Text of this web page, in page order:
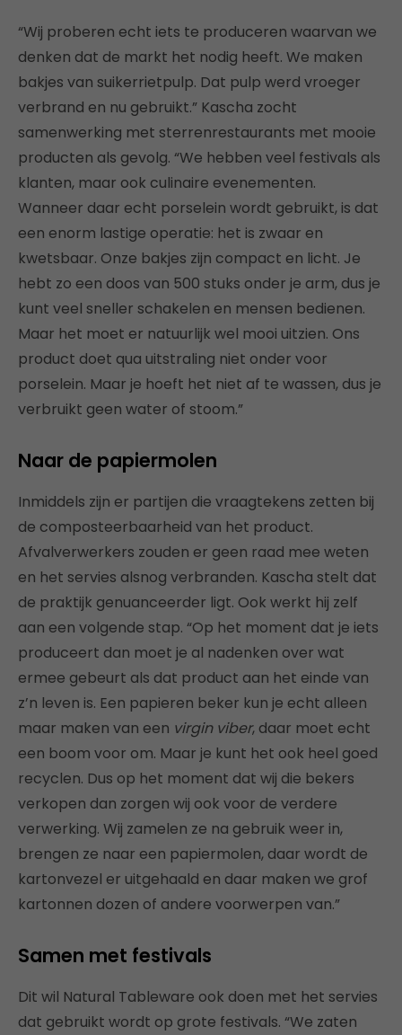
“Wij proberen echt iets te produceren waarvan we
denken dat de markt het nodig heeft. We maken
bakjes van suikerrietpulp. Dat pulp werd vroeger
verbrand en nu gebruikt.” Kascha zocht
samenwerking met sterrenrestaurants met mooie
producten als gevolg. “We hebben veel festivals als
klanten, maar ook culinaire evenementen.
Wanneer daar echt porselein wordt gebruikt, is dat
een enorm lastige operatie: het is zwaar en
kwetsbaar. Onze bakjes zijn compact en licht. Je
hebt zo een doos van 500 stuks onder je arm, dus je
kunt veel sneller schakelen en mensen bedienen.
Maar het moet er natuurlijk wel mooi uitzien. Ons
product doet qua uitstraling niet onder voor
porselein. Maar je hoeft het niet af te wassen, dus je
verbruikt geen water of stoom.”
Naar de papiermolen
Inmiddels zijn er partijen die vraagtekens zetten bij
de composteerbaarheid van het product.
Afvalverwerkers zouden er geen raad mee weten
en het servies alsnog verbranden. Kascha stelt dat
de praktijk genuanceerder ligt. Ook werkt hij zelf
aan een volgende stap. “Op het moment dat je iets
produceert dan moet je al nadenken over wat
ermee gebeurt als dat product aan het einde van
z’n leven is. Een papieren beker kun je echt alleen
maar maken van een virgin viber, daar moet echt
een boom voor om. Maar je kunt het ook heel goed
recyclen. Dus op het moment dat wij die bekers
verkopen dan zorgen wij ook voor de verdere
verwerking. Wij zamelen ze na gebruik weer in,
brengen ze naar een papiermolen, daar wordt de
kartonvezel er uitgehaald en daar maken we grof
kartonnen dozen of andere voorwerpen van.”
Samen met festivals
Dit wil Natural Tableware ook doen met het servies
dat gebruikt wordt op grote festivals. “We zaten